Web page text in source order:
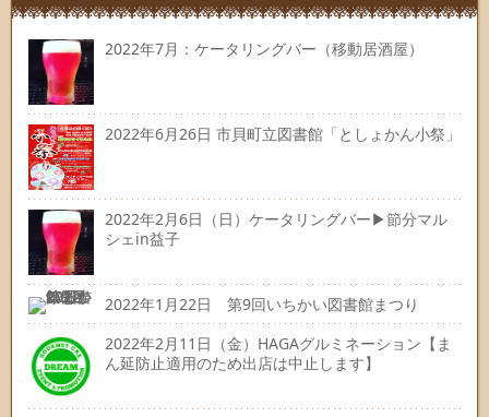
2022年7月：ケータリングバー（移動居酒屋）
2022年6月26日 市貝町立図書館「としょかん小祭」
2022年2月6日（日）ケータリングバー▶節分マル
シェin益子
2022年1月22日 第9回いちかい図書館まつり
2022年2月11日（金）HAGAグルミネーション【ま
ん延防止適用のため出店は中止します】